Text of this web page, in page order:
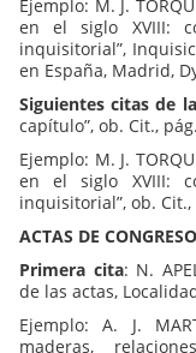
Ejemplo: M. J.
en el siglo XVIII:
inquisitorial”,
en España, Madrid,
Siguientes citas de
capítulo”, ob. Cit.,
Ejemplo: M. J.
en el siglo XVIII:
inquisitorial”, ob. Cit.,
ACTAS DE
Primera cita: N.
de las actas,
Ejemplo: A. J.
maderas,